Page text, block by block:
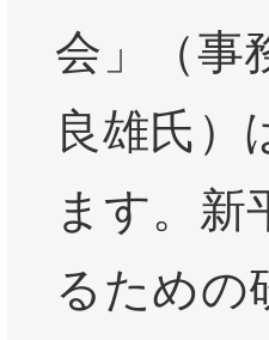
会」（事
良雄氏）
ます。新
るための